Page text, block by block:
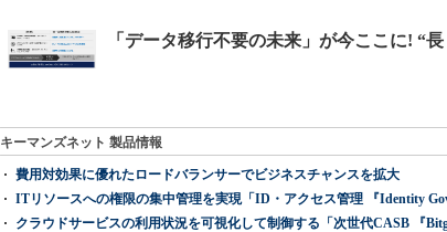
キーマンズネット 製品情報
費用対効果に優れたロードバランサーでビジネスチャンスを拡大
ITリソースへの権限の集中管理を実現「ID・アクセス管理 『Identity
クラウドサービスの利用状況を可視化して制御する「次世代CASB 『